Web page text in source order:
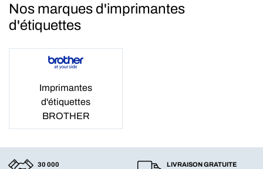
Nos marques d'imprimantes
d'étiquettes
Imprimantes
d'étiquettes
BROTHER
30 000
LIVRAISON GRATUITE